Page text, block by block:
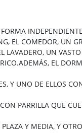
EL COMEDOR, UN
UN
EL
Y UNO DE ELLOS
PARRILLA QUE
Y MEDIA, Y